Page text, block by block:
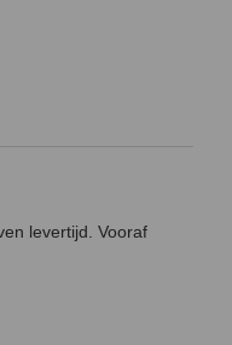
levertijd. Vooraf